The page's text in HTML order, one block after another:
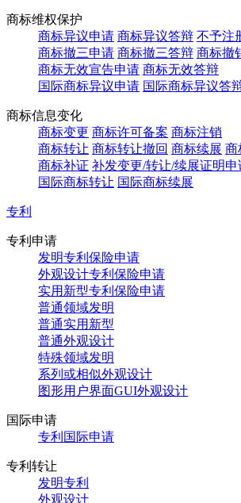
商标维权保护
商标异议申请 商标异议答辩 不予注
商标撤三申请 商标撤三答辩 商标撤
商标无效宣告申请 商标无效答辩
国际商标异议申请 国际商标异议答
商标信息变化
商标变更 商标许可备案 商标注销
商标转让 商标转让撤回 商标续展 商
商标补证 补发变更/转让/续展证明申
国际商标转让 国际商标续展
专利
专利申请
发明专利保险申请
外观设计专利保险申请
实用新型专利保险申请
普通领域发明
普通实用新型
普通外观设计
特殊领域发明
系列或相似外观设计
图形用户界面GUI外观设计
国际申请
专利国际申请
专利转让
发明专利
外观设计